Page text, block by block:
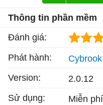
Thông tin phần mềm
Đánh giá:
Phát hành:
Cybrook
Version:
2.0.12
Sử dụng:
Miễn phí